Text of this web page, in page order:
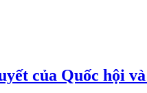
của Quốc hội